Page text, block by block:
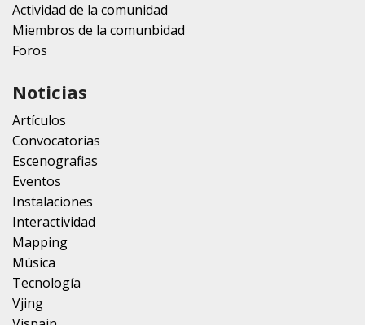
Actividad de la comunidad
Miembros de la comunbidad
Foros
Noticias
Artículos
Convocatorias
Escenografias
Eventos
Instalaciones
Interactividad
Mapping
Música
Tecnología
Vjing